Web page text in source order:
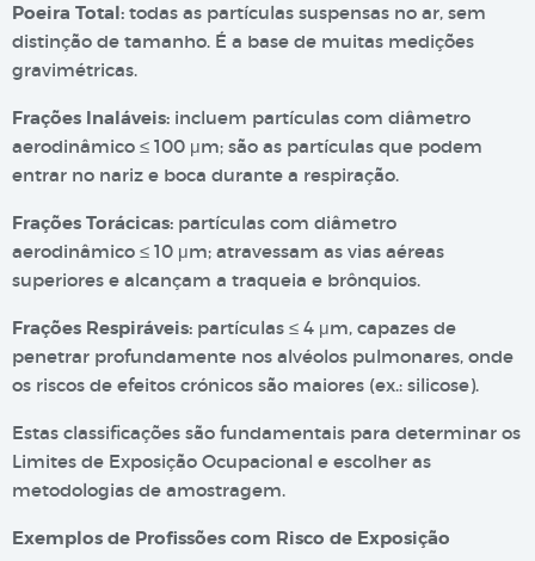
Poeira Total: todas as partículas suspensas no ar, sem
distinção de tamanho. É a base de muitas medições
gravimétricas.
Frações Inaláveis: incluem partículas com diâmetro
aerodinâmico ≤ 100 μm; são as partículas que podem
entrar no nariz e boca durante a respiração.
Frações Torácicas: partículas com diâmetro
aerodinâmico ≤ 10 μm; atravessam as vias aéreas
superiores e alcançam a traqueia e brônquios.
Frações Respiráveis: partículas ≤ 4 μm, capazes de
penetrar profundamente nos alvéolos pulmonares, onde
os riscos de efeitos crónicos são maiores (ex.: silicose).
Estas classificações são fundamentais para determinar os
Limites de Exposição Ocupacional e escolher as
metodologias de amostragem.
Exemplos de Profissões com Risco de Exposição